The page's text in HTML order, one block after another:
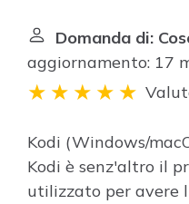
Domanda di:
aggiornamento: 17
Kodi (Windows/
Kodi è senz'altro il
utilizzato per avere